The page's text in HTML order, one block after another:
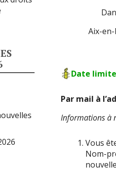
Aix-
Date
Par mail à
Informations à
Vous
Nom-